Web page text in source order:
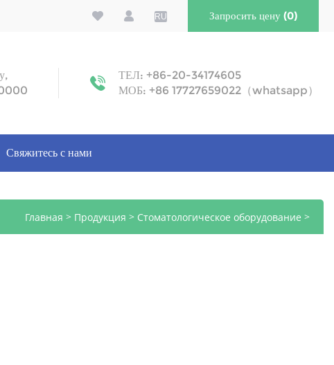
RU Запросить цену (0)
ТЕЛ: +86-20-34174605
МОБ: +86 17727659022（whatsapp）
Свяжитесь с нами
Главная > Продукция > Стоматологическое оборудование >